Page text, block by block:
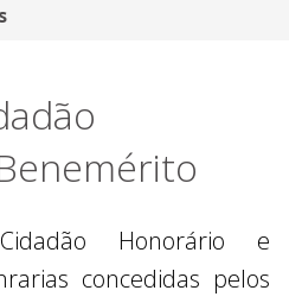
Honorário e
concedidas pelos